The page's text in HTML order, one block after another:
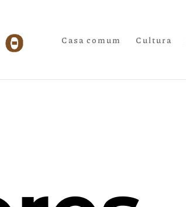
Casa comum Cultura